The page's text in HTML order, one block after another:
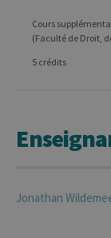
Cours
(Faculté de Droit,
5 crédits
Jonathan